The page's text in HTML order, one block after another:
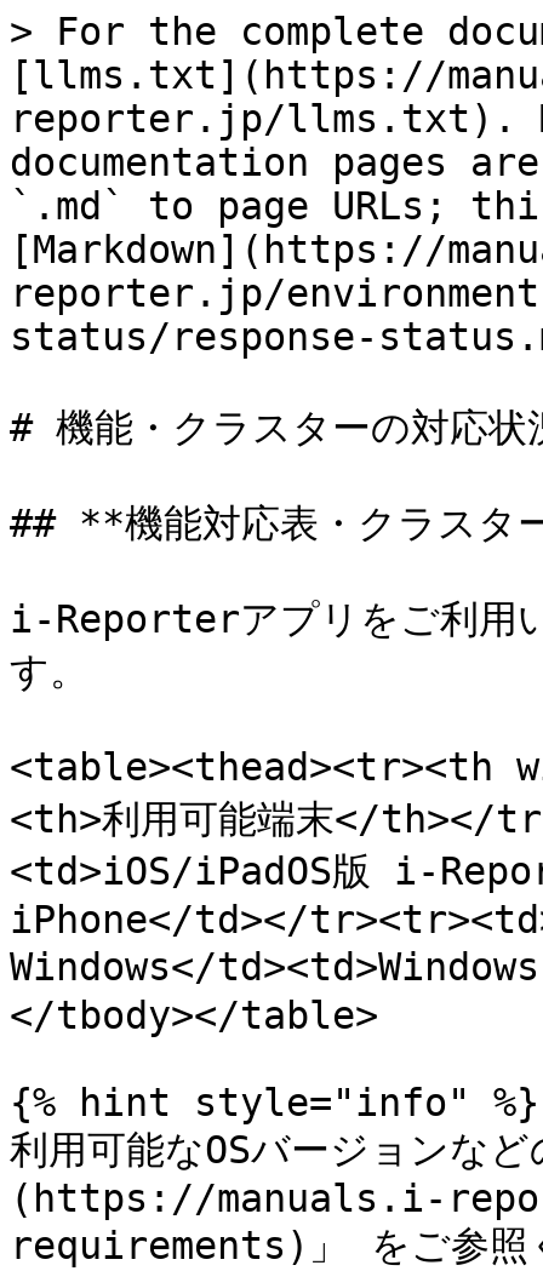
> For the complete
[llms.txt](https://
reporter.jp/llms.txt).
documentation pages
`.md` to page URLs;
[Markdown](https://
reporter.jp/
status/response-
# 機能・クラスターの対応状
## **機能対応表・クラスタ
i-Reporterアプリをご利用
す。
<table><thead><tr><th
<th>利用可能端末</th></
<td>iOS/iPadOS版 i-
iPhone</td></
Windows</
</tbody></table>
{% hint style="info" %}
利用可能なOSバージョンな
(https://manuals.i-
requirements)」 をご参照